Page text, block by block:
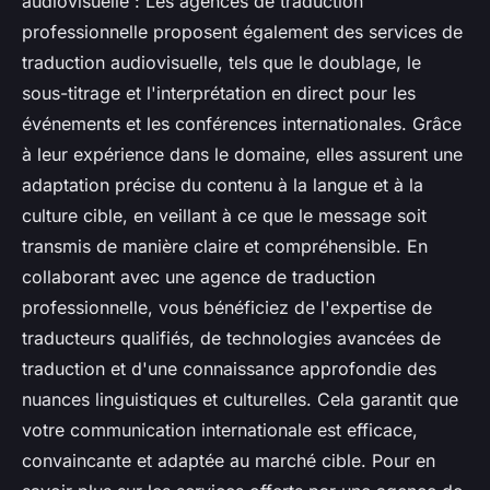
professionnelle proposent également des services de
traduction audiovisuelle, tels que le doublage, le
sous-titrage et l'interprétation en direct pour les
événements et les conférences internationales. Grâce
à leur expérience dans le domaine, elles assurent une
adaptation précise du contenu à la langue et à la
culture cible, en veillant à ce que le message soit
transmis de manière claire et compréhensible. En
collaborant avec une agence de traduction
professionnelle, vous bénéficiez de l'expertise de
traducteurs qualifiés, de technologies avancées de
traduction et d'une connaissance approfondie des
nuances linguistiques et culturelles. Cela garantit que
votre communication internationale est efficace,
convaincante et adaptée au marché cible. Pour en